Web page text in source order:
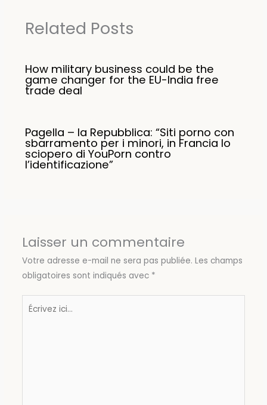
Related Posts
How military business could be the
game changer for the EU-India free
trade deal
Pagella – la Repubblica: “Siti porno con
sbarramento per i minori, in Francia lo
sciopero di YouPorn contro
l’identificazione”
Laisser un commentaire
Votre adresse e-mail ne sera pas publiée. Les champs
obligatoires sont indiqués avec *
Écrivez